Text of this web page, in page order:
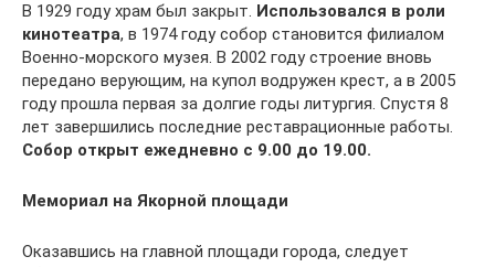
В 1929 году храм был закрыт. Использовался в роли
кинотеатра, в 1974 году собор становится филиалом
Военно-морского музея. В 2002 году строение вновь
передано верующим, на купол водружен крест, а в 2005
году прошла первая за долгие годы литургия. Спустя 8
лет завершились последние реставрационные работы.
Собор открыт ежедневно с 9.00 до 19.00.
Мемориал на Якорной площади
Оказавшись на главной площади города, следует